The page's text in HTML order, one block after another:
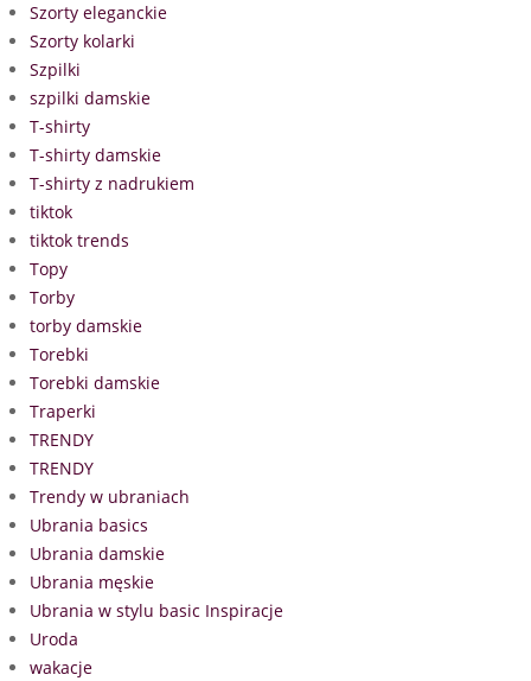
Szorty eleganckie
Szorty kolarki
Szpilki
szpilki damskie
T-shirty
T-shirty damskie
T-shirty z nadrukiem
tiktok
tiktok trends
Topy
Torby
torby damskie
Torebki
Torebki damskie
Traperki
TRENDY
TRENDY
Trendy w ubraniach
Ubrania basics
Ubrania damskie
Ubrania męskie
Ubrania w stylu basic Inspiracje
Uroda
wakacje